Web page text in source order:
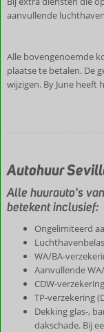
aanvullende
Alle bovengenoemde
plaatse te betalen. De
wijzigen. By June heeft
Autohuur
Alle huurauto's
betekent inclusief:
Ongelimiteerd
WA/BA-
Aanvullende
CDW-
TP-verzekering
Dekking glas-,
dakschade. Bij